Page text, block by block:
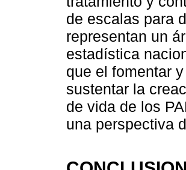
de escalas para
representan un
estadística
que el fomentar
sustentar la
de vida de los
una perspectiva